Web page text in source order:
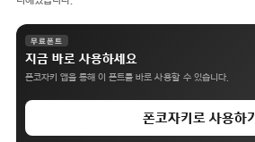
무료폰트
지금 바로 사용하세요
폰코자키 앱을 통해 이 폰트를 바로 사용할 수 있습니다.
폰코자키로 사용하기